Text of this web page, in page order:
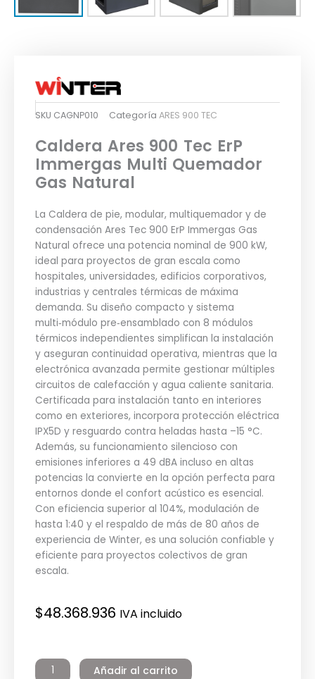
SKU CAGNP010 Categoría ARES 900 TEC
Caldera Ares 900 Tec ErP
Immergas Multi Quemador
Gas Natural
La Caldera de pie, modular, multiquemador y de
condensación Ares Tec 900 ErP Immergas Gas
Natural ofrece una potencia nominal de 900 kW,
ideal para proyectos de gran escala como
hospitales, universidades, edificios corporativos,
industrias y centrales térmicas de máxima
demanda. Su diseño compacto y sistema
multi‑módulo pre‑ensamblado con 8 módulos
térmicos independientes simplifican la instalación
y aseguran continuidad operativa, mientras que la
electrónica avanzada permite gestionar múltiples
circuitos de calefacción y agua caliente sanitaria.
Certificada para instalación tanto en interiores
como en exteriores, incorpora protección eléctrica
IPX5D y resguardo contra heladas hasta –15 °C.
Además, su funcionamiento silencioso con
emisiones inferiores a 49 dBA incluso en altas
potencias la convierte en la opción perfecta para
entornos donde el confort acústico es esencial.
Con eficiencia superior al 104%, modulación de
hasta 1:40 y el respaldo de más de 80 años de
experiencia de Winter, es una solución confiable y
eficiente para proyectos colectivos de gran
escala.
$48.368.936 IVA incluido
Ares
900
Añadir al carrito